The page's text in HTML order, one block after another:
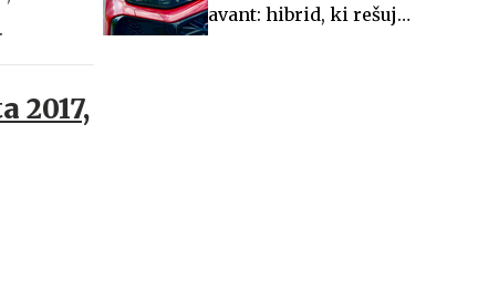
2017,
avant: hibrid, ki rešuje